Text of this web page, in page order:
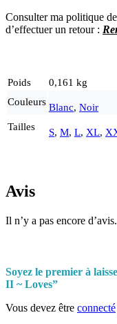
Consulter ma politique
d’effectuer un retour :
Poids
0,161 kg
Couleurs Blanc, Noir
Tailles
S, M, L, XL,
Avis
Il n’y a pas encore d’avis.
Soyez le premier à
II ~ Loves”
Vous devez être connecté